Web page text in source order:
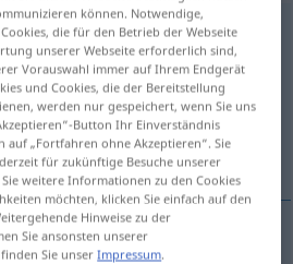
anklicken/antippen)
können. Notwendige,
die für den Betrieb der Webseite
unserer Webseite erforderlich sind,
Vorauswahl immer auf Ihrem Endgerät
und Cookies, die der Bereitstellung
werden nur gespeichert, wenn Sie uns
Button Ihr Einverständnis
auf „Fortfahren ohne Akzeptieren“. Sie
für zukünftige Besuche unserer
weitere Informationen zu den Cookies
möchten, klicken Sie einfach auf den
Hinweise zu der
Sie ansonsten unserer
finden Sie unserImpressum.